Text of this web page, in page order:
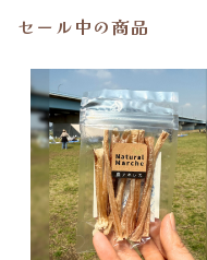
セール中の商品